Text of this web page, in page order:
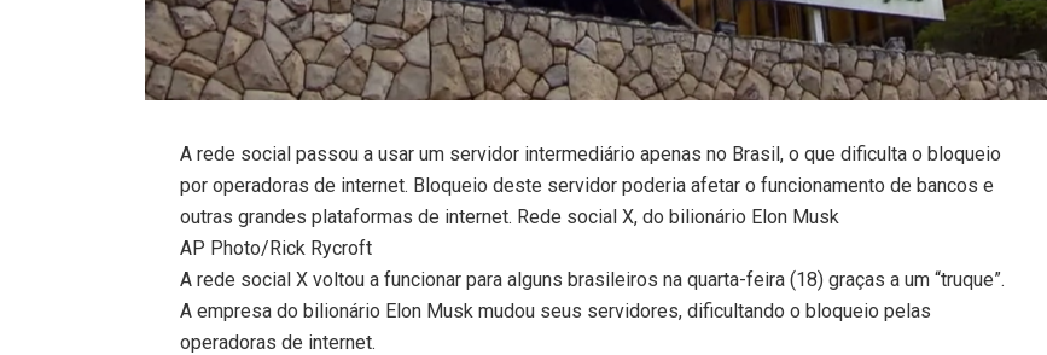
A rede social passou a usar um servidor intermediário apenas no Brasil, o que dificulta o bloqueio
por operadoras de internet. Bloqueio deste servidor poderia afetar o funcionamento de bancos e
outras grandes plataformas de internet. Rede social X, do bilionário Elon Musk
AP Photo/Rick Rycroft
A rede social X voltou a funcionar para alguns brasileiros na quarta-feira (18) graças a um “truque”.
A empresa do bilionário Elon Musk mudou seus servidores, dificultando o bloqueio pelas
operadoras de internet.